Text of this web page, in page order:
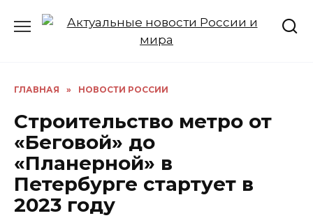
ГЛАВНАЯ » НОВОСТИ РОССИИ
Строительство метро от
«Беговой» до
«Планерной» в
Петербурге стартует в
2023 году